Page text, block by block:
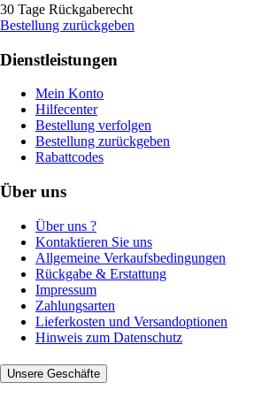
30 Tage Rückgaberecht
Bestellung zurückgeben
Dienstleistungen
Mein Konto
Hilfecenter
Bestellung verfolgen
Bestellung zurückgeben
Rabattcodes
Über uns
Über uns ?
Kontaktieren Sie uns
Allgemeine Verkaufsbedingungen
Rückgabe & Erstattung
Impressum
Zahlungsarten
Lieferkosten und Versandoptionen
Hinweis zum Datenschutz
Unsere Geschäfte